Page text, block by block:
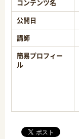
コンテンツ名
公開日
講師
簡易プロフィー
ル